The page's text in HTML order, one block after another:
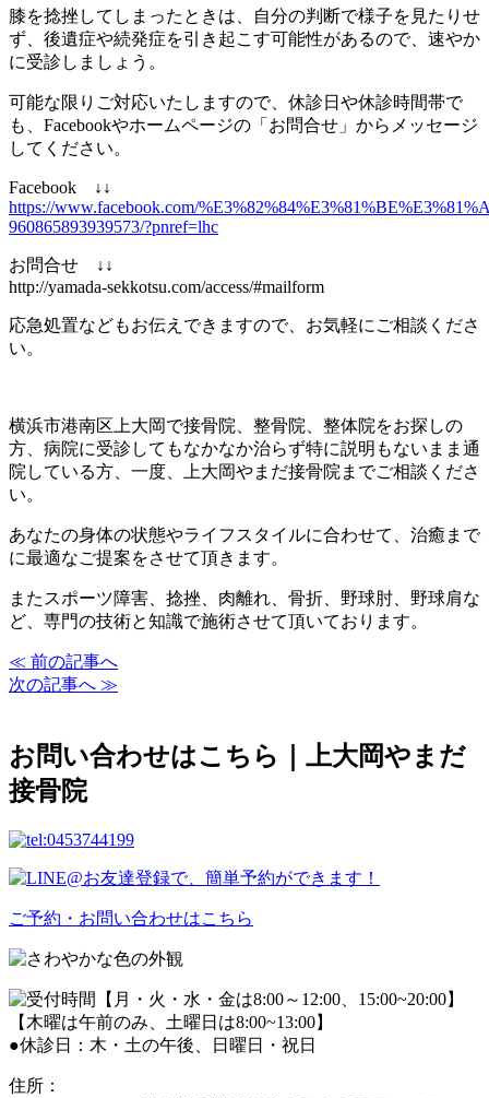
膝を捻挫してしまったときは、自分の判断で様子を見たりせ
ず、後遺症や続発症を引き起こす可能性があるので、速やか
に受診しましょう。
可能な限りご対応いたしますので、休診日や休診時間帯で
も、Facebookやホームページの「お問合せ」からメッセージ
してください。
Facebook ↓↓
https://www.facebook.com/
960865893939573/?pnref=lhc
お問合せ ↓↓
http://yamada-sekkotsu.com/access/#mailform
応急処置などもお伝えできますので、お気軽にご相談くださ
い。
横浜市港南区上大岡で接骨院、整骨院、整体院をお探しの
方、病院に受診してもなかなか治らず特に説明もないまま通
院している方、一度、上大岡やまだ接骨院までご相談くださ
い。
あなたの身体の状態やライフスタイルに合わせて、治癒まで
に最適なご提案をさせて頂きます。
またスポーツ障害、捻挫、肉離れ、骨折、野球肘、野球肩な
ど、専門の技術と知識で施術させて頂いております。
≪ 前の記事へ
次の記事へ ≫
お問い合わせはこちら｜上大岡やまだ
接骨院
ご予約・お問い合わせはこちら
●休診日：木・土の午後、日曜日・祝日
住所：